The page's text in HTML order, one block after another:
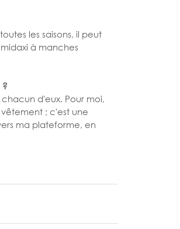
les saisons, il peut
à manches
d'eux. Pour moi,
; c'est une
ma plateforme, en